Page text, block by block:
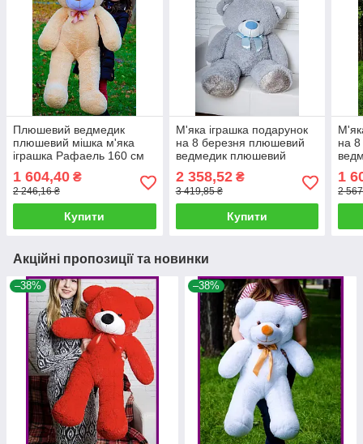
Плюшевий ведмедик
плюшевий мішка м'яка
іграшка Рафаель 160 см
Бежевий
1 604,40 ₴
2 246,16 ₴
Купити
М'яка іграшка подарунок
на 8 березня плюшевий
ведмедик плюшевий
мішка Бойд 200 см Сірий
2 358,52₴
3 419,85 ₴
Купити
на
1
2
Акційні пропозиції та новинки
–38% –38%